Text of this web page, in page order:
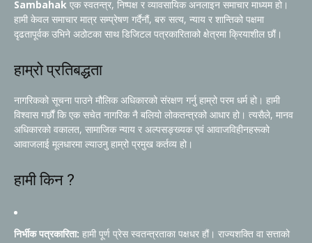
Sambahak एक स्वतन्त्र, निष्पक्ष र व्यावसायिक अनलाइन समाचार माध्यम हो।
हामी केवल समाचार मात्र सम्प्रेषण गर्दैनौं, बरु सत्य, न्याय र शान्तिको पक्षमा
दृढतापूर्वक उभिने अठोटका साथ डिजिटल पत्रकारिताको क्षेत्रमा क्रियाशील छौं।
हाम्रो प्रतिबद्धता
नागरिकको सूचना पाउने मौलिक अधिकारको संरक्षण गर्नु हाम्रो परम धर्म हो। हामी
विश्वास गर्छौं कि एक सचेत नागरिक नै बलियो लोकतन्त्रको आधार हो। त्यसैले, मानव
अधिकारको वकालत, सामाजिक न्याय र अल्पसङ्ख्यक एवं आवाजविहीनहरूको
आवाजलाई मूलधारमा ल्याउनु हाम्रो प्रमुख कर्तव्य हो।
हामी किन ?
निर्भीक पत्रकारिता: हामी पूर्ण प्रेस स्वतन्त्रताका पक्षधर हौं। राज्यशक्ति वा सत्ताको